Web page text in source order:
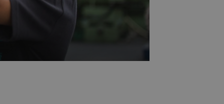
Mahlwalzen.